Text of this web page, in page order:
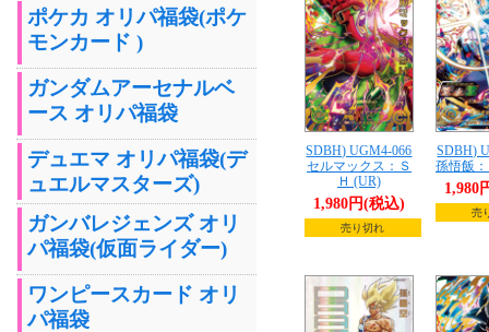
ポケカ オリパ福袋(ポケ
モンカード )
ガンダムアーセナルベ
ース オリパ福袋
デュエマ オリパ福袋(デ
ュエルマスターズ)
ガンバレジェンズ オリ
パ福袋(仮面ライダー)
ワンピースカード オリ
パ福袋
SDBH) UGM4-066
セルマックス：Ｓ
Ｈ (UR)
1,980円(税込)
売り切れ
SDBH)
孫悟飯
1,980
売